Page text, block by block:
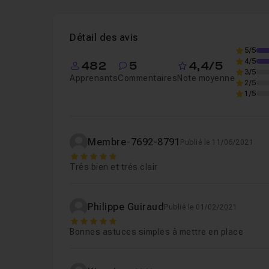
Carrousel Adobe XD - 3 techniques
Détail des avis
482
Apprenants
5
Commentaires
4,4/5
Note moyenne
5/5
4/5
3/5
2/5
1/5
Membre-7692-8791 Publié le 11/06/2021
5
Trés bien et trés clair
Philippe Guiraud Publié le 01/02/2021
5
Bonnes astuces simples à mettre en place